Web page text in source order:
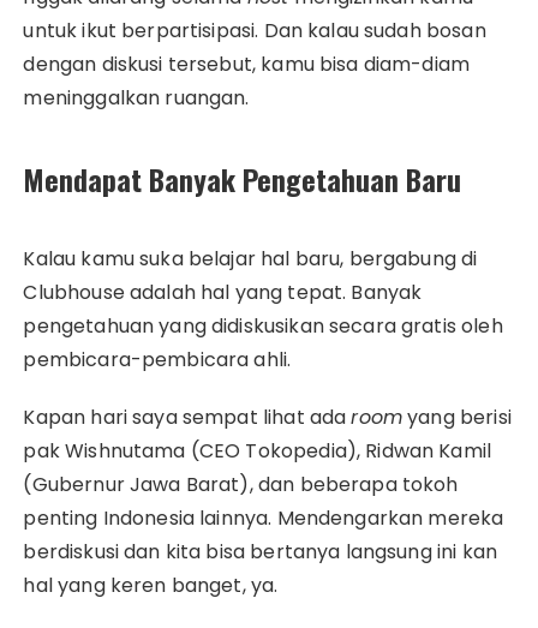
untuk ikut berpartisipasi. Dan kalau sudah bosan
dengan diskusi tersebut, kamu bisa diam-diam
meninggalkan ruangan.
Mendapat Banyak Pengetahuan Baru
Kalau kamu suka belajar hal baru, bergabung di
Clubhouse adalah hal yang tepat. Banyak
pengetahuan yang didiskusikan secara gratis oleh
pembicara-pembicara ahli.
Kapan hari saya sempat lihat adaroomyang berisi
pak Wishnutama (CEO Tokopedia), Ridwan Kamil
(Gubernur Jawa Barat), dan beberapa tokoh
penting Indonesia lainnya. Mendengarkan mereka
berdiskusi dan kita bisa bertanya langsung ini kan
hal yang keren banget, ya.